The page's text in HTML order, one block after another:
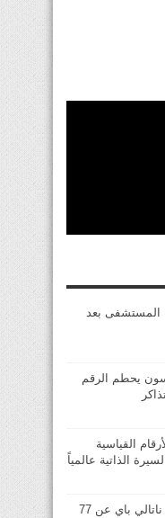
المستشفى بعد
يحطم الرقم
القياسية
الذاتية عالمياً
وفاة الممثلة الفرنسية ناتالي باي عن 77